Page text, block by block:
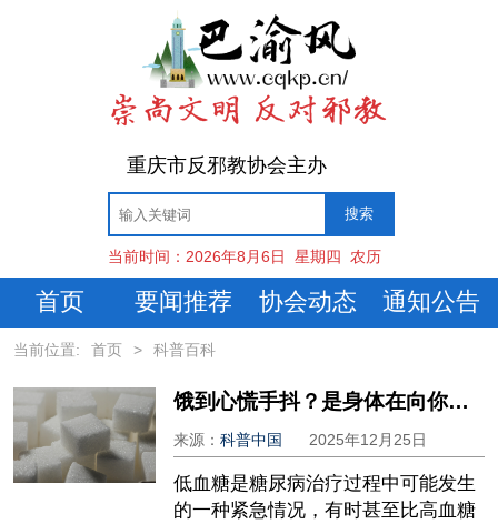
重庆市反邪教协会主办
当前时间： 2026年8月6日 星期四 农历
首页 要闻推荐 协会动态 通知公告
当前位置: 首页 > 科普百科
饿到心慌手抖？是身体在向你发出这些“求救信号”
来源：科普中国 2025年12月25日
低血糖是糖尿病治疗过程中可能发生
的一种紧急情况，有时甚至比高血糖